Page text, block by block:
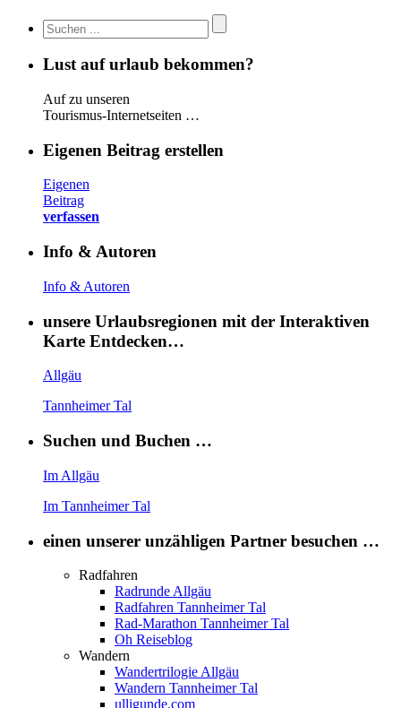
Lust auf urlaub bekommen?
Auf zu unseren
Tourismus-Internetseiten …
Eigenen Beitrag erstellen
Eigenen
Beitrag
verfassen
Info & Autoren
Info & Autoren
unsere Urlaubsregionen mit der Interaktiven
Karte Entdecken…
Allgäu
Tannheimer Tal
Suchen und Buchen …
Im Allgäu
Im Tannheimer Tal
einen unserer unzähligen Partner besuchen …
Radfahren
Radrunde Allgäu
Radfahren Tannheimer Tal
Rad-Marathon Tannheimer Tal
Oh Reiseblog
Wandern
Wandertrilogie Allgäu
Wandern Tannheimer Tal
ulligunde.com